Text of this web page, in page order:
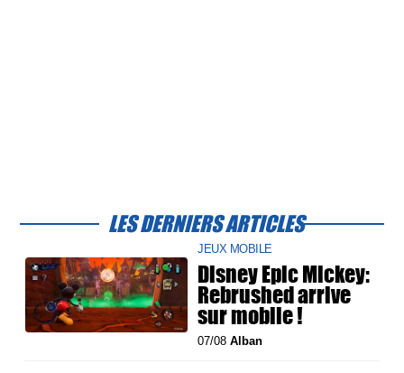
LES DERNIERS ARTICLES
JEUX MOBILE
Disney Epic Mickey:
Rebrushed arrive
sur mobile !
07/08Alban